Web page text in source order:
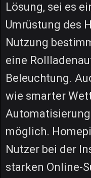
Lösung, sei es
Umrüstung des
Nutzung
eine
Beleuchtung.
wie smarter
möglich.
Nutzer bei der
starken Online-